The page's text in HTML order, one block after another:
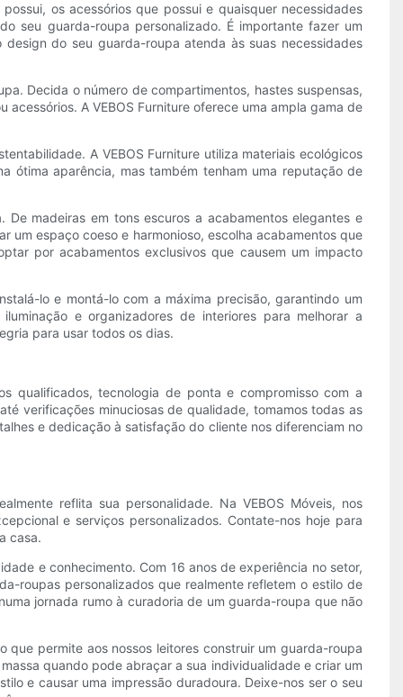
os acessórios que possui e quaisquer necessidades
seu guarda-roupa personalizado. É importante fazer um
do seu guarda-roupa atenda às suas necessidades
Decida o número de compartimentos, hastes suspensas,
A VEBOS Furniture oferece uma ampla gama de
A VEBOS Furniture utiliza materiais ecológicos
ótima aparência, mas também tenham uma reputação de
madeiras em tons escuros a acabamentos elegantes e
um espaço coeso e harmonioso, escolha acabamentos que
por acabamentos exclusivos que causem um impacto
lo e montá-lo com a máxima precisão, garantindo um
e organizadores de interiores para melhorar a
para usar todos os dias.
qualificados, tecnologia de ponta e compromisso com a
verificações minuciosas de qualidade, tomamos todas as
e dedicação à satisfação do cliente nos diferenciam no
reflita sua personalidade. Na VEBOS Móveis, nos
e serviços personalizados. Contate-nos hoje para
casa.
e conhecimento. Com 16 anos de experiência no setor,
roupas personalizados que realmente refletem o estilo de
jornada rumo à curadoria de um guarda-roupa que não
permite aos nossos leitores construir um guarda-roupa
quando pode abraçar a sua individualidade e criar um
e causar uma impressão duradoura. Deixe-nos ser o seu